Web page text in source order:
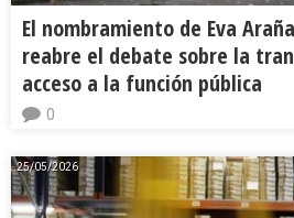
El nombramiento de Eva
reabre el debate sobre la
acceso a la función pública
0
25/05/2026